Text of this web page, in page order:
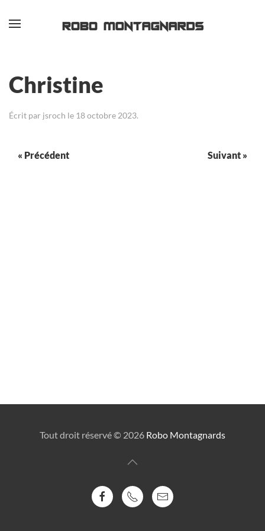
Passer au contenu principal
Christine
Écrit par jsroch le 18 octobre 2023.
« Précédent Suivant »
Tout droit réservé © 2026 Robo Montagnards